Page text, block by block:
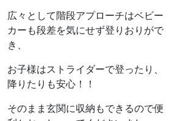
広々として階段アプローチはベビー
カーも段差を気にせず登りおりがで
き、
お子様はストライダーで登ったり、
降りたりも安心！！
そのまま玄関に収納もできるので便